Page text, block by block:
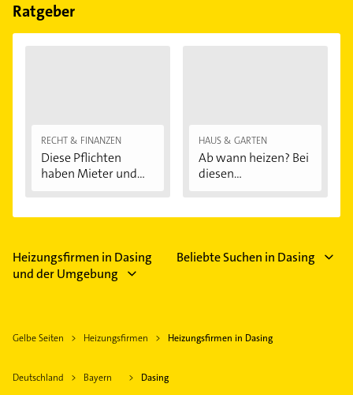
Ratgeber
RECHT & FINANZEN
Diese Pflichten
haben Mieter und...
HAUS & GARTEN
Ab wann heizen? Bei
diesen
Heizungsfirmen in Dasing
und der Umgebung
Beliebte Suchen in Dasing
Gelbe Seiten Heizungsfirmen Heizungsfirmen in Dasing
Deutschland Bayern Dasing